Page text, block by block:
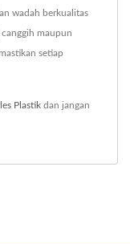
wadah berkualitas
maupun
setiap
Plastik dan jangan